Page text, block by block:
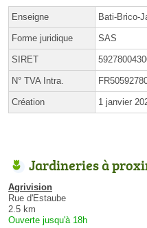
Enseigne Bati-Brico-
Forme juridique SAS
SIRET
N° TVA Intra.
Création 1 janvier
Jardineries à
Agrivision
Rue d'Estaube
2.5 km
Ouverte jusqu'à 18h